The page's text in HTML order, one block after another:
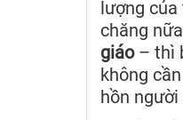
lượng
chăng
giáo– thì
không
hồn người